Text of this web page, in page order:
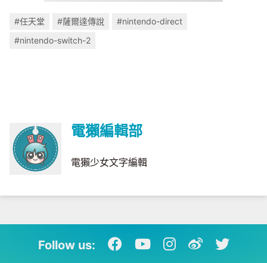
#任天堂 #薩爾達傳說
#nintendo-direct
#nintendo-switch-2
電獺編輯部
電獺少女文字編輯
Follow us: